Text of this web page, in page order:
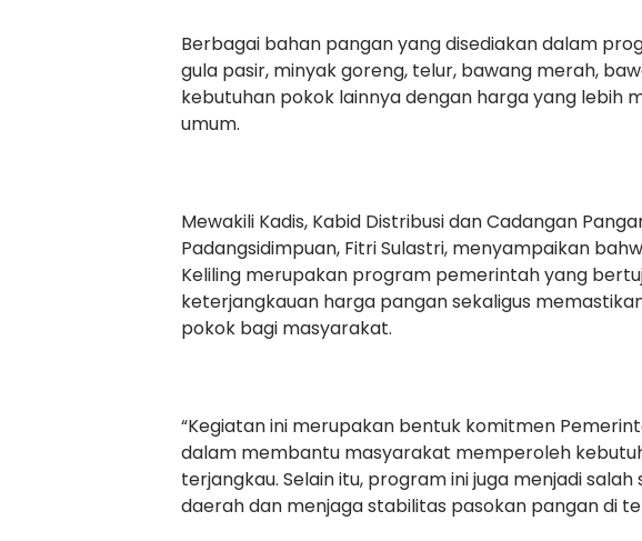
Berbagai bahan pangan yang disediakan dalam
gula pasir, minyak goreng, telur, bawang merah,
kebutuhan pokok lainnya dengan harga yang lebih
umum.
Mewakili Kadis, Kabid Distribusi dan Cadangan
Padangsidimpuan, Fitri Sulastri, menyampaikan
Keliling merupakan program pemerintah yang
keterjangkauan harga pangan sekaligus
pokok bagi masyarakat.
“Kegiatan ini merupakan bentuk komitmen
dalam membantu masyarakat memperoleh
terjangkau. Selain itu, program ini juga menjadi
daerah dan menjaga stabilitas pasokan pangan di